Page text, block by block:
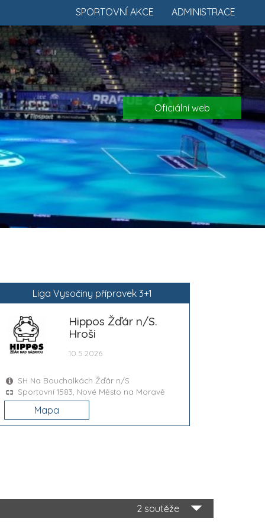
ADMINISTRACE
SPORTOVNÍ AKCE
Oficiální web
Liga Vysočiny přípravek 3+1
Hippos Žďár n/S.
Hroši
10.5.2026
SH Na Bouchalkách Žďár n/S
Sportovní 1583, Nové Město na Moravě
Mapa
2 soutěže